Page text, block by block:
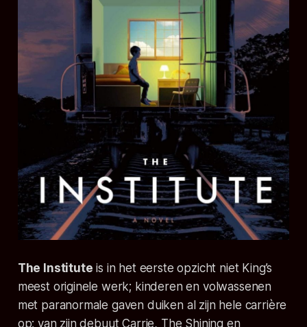
The Institute is in het eerste opzicht niet King’s
meest originele werk; kinderen en volwassenen
met paranormale gaven duiken al zijn hele carrière
op; van zijn debuutCarrie, The Shining en